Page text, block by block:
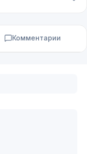
Комментарии